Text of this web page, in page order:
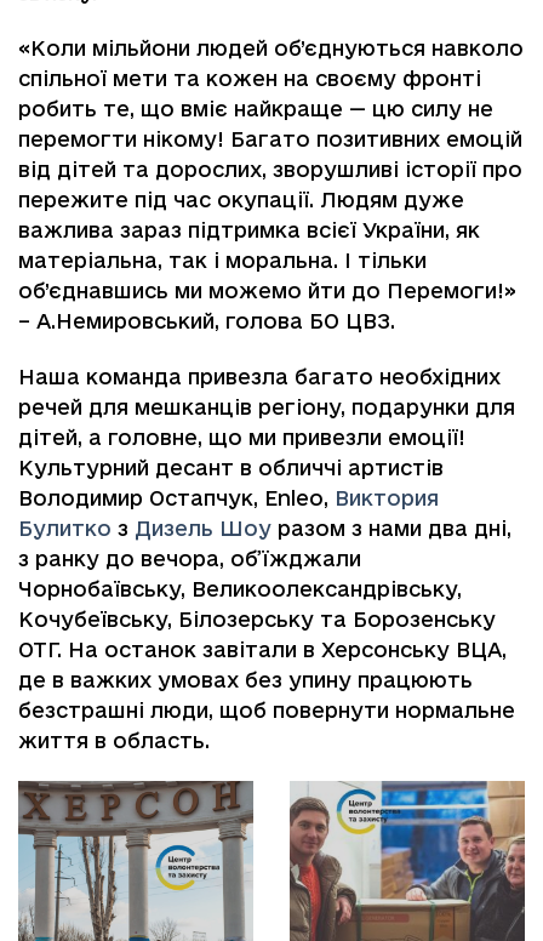
«Коли мільйони людей об’єднуються навколо
спільної мети та кожен на своєму фронті
робить те, що вміє найкраще — цю силу не
перемогти нікому! Багато позитивних емоцій
від дітей та дорослих, зворушливі історії про
пережите під час окупації. Людям дуже
важлива зараз підтримка всієї України, як
матеріальна, так і моральна. І тільки
об’єднавшись ми можемо йти до Перемоги!»
– А.Немировський, голова БО ЦВЗ.
Наша команда привезла багато необхідних
речей для мешканців регіону, подарунки для
дітей, а головне, що ми привезли емоції!
Культурний десант в обличчі артистів
Володимир Остапчук, Enleo, Виктория
Булитко з Дизель Шоу разом з нами два дні,
з ранку до вечора, об’їжджали
Чорнобаївську, Великоолександрівську,
Кочубеївську, Білозерську та Борозенську
ОТГ. На останок завітали в Херсонську ВЦА,
де в важких умовах без упину працюють
безстрашні люди, щоб повернути нормальне
життя в область.